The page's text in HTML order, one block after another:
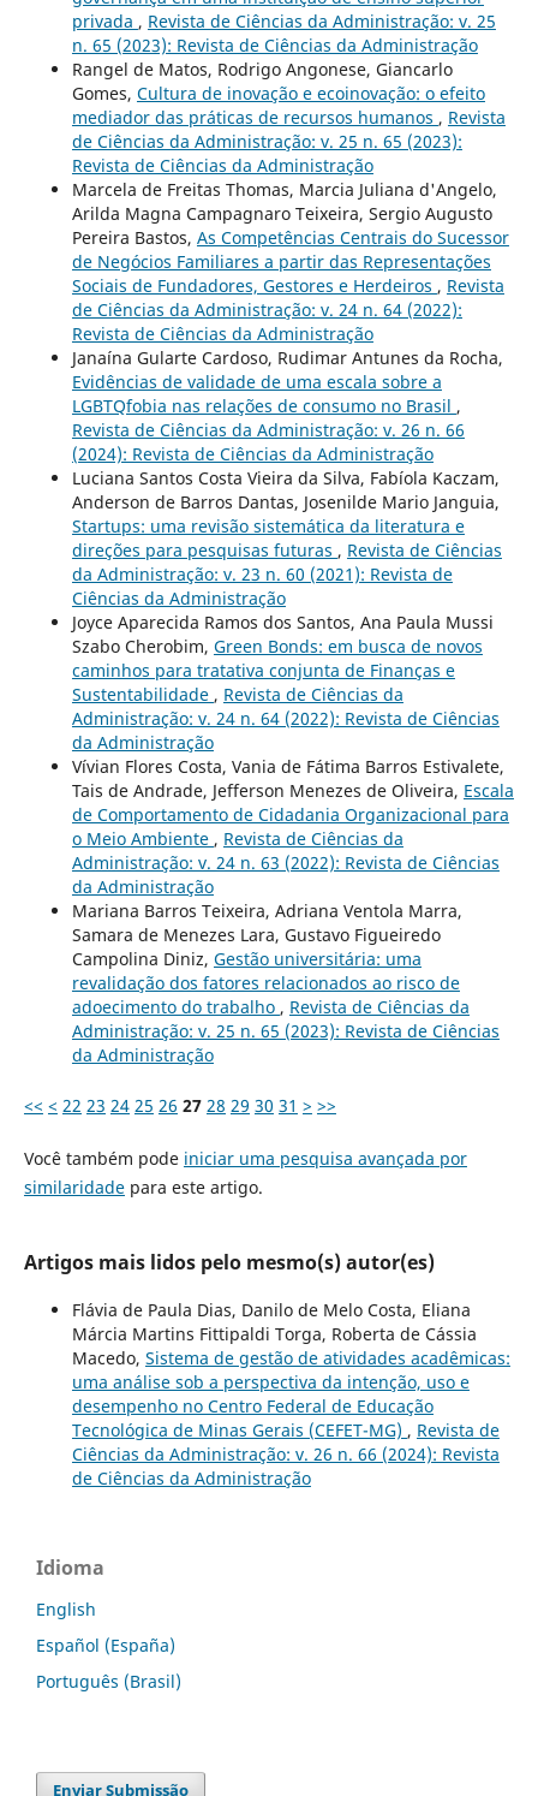
privada , Revista de Ciências da Administração: v. 25
n. 65 (2023): Revista de Ciências da Administração
Rangel de Matos, Rodrigo Angonese, Giancarlo
Gomes, Cultura de inovação e ecoinovação: o efeito
mediador das práticas de recursos humanos , Revista
de Ciências da Administração: v. 25 n. 65 (2023):
Revista de Ciências da Administração
Marcela de Freitas Thomas, Marcia Juliana d'Angelo,
Arilda Magna Campagnaro Teixeira, Sergio Augusto
Pereira Bastos, As Competências Centrais do Sucessor
de Negócios Familiares a partir das Representações
Sociais de Fundadores, Gestores e Herdeiros , Revista
de Ciências da Administração: v. 24 n. 64 (2022):
Revista de Ciências da Administração
Janaína Gularte Cardoso, Rudimar Antunes da Rocha,
Evidências de validade de uma escala sobre a
LGBTQfobia nas relações de consumo no Brasil ,
Revista de Ciências da Administração: v. 26 n. 66
(2024): Revista de Ciências da Administração
Luciana Santos Costa Vieira da Silva, Fabíola Kaczam,
Anderson de Barros Dantas, Josenilde Mario Janguia,
Startups: uma revisão sistemática da literatura e
direções para pesquisas futuras , Revista de Ciências
da Administração: v. 23 n. 60 (2021): Revista de
Ciências da Administração
Joyce Aparecida Ramos dos Santos, Ana Paula Mussi
Szabo Cherobim, Green Bonds: em busca de novos
caminhos para tratativa conjunta de Finanças e
Sustentabilidade , Revista de Ciências da
Administração: v. 24 n. 64 (2022): Revista de Ciências
da Administração
Vívian Flores Costa, Vania de Fátima Barros Estivalete,
Tais de Andrade, Jefferson Menezes de Oliveira, Escala
de Comportamento de Cidadania Organizacional para
o Meio Ambiente , Revista de Ciências da
Administração: v. 24 n. 63 (2022): Revista de Ciências
da Administração
Mariana Barros Teixeira, Adriana Ventola Marra,
Samara de Menezes Lara, Gustavo Figueiredo
Campolina Diniz, Gestão universitária: uma
revalidação dos fatores relacionados ao risco de
adoecimento do trabalho , Revista de Ciências da
Administração: v. 25 n. 65 (2023): Revista de Ciências
da Administração
<< < 22 23 24 25 26 27 28 29 30 31 > >>
Você também pode iniciar uma pesquisa avançada por
similaridadepara este artigo.
Artigos mais lidos pelo mesmo(s) autor(es)
Flávia de Paula Dias, Danilo de Melo Costa, Eliana
Márcia Martins Fittipaldi Torga, Roberta de Cássia
Macedo, Sistema de gestão de atividades acadêmicas:
uma análise sob a perspectiva da intenção, uso e
desempenho no Centro Federal de Educação
Tecnológica de Minas Gerais (CEFET-MG) , Revista de
Ciências da Administração: v. 26 n. 66 (2024): Revista
de Ciências da Administração
Idioma
English
Español (España)
Português (Brasil)
Enviar Submissão